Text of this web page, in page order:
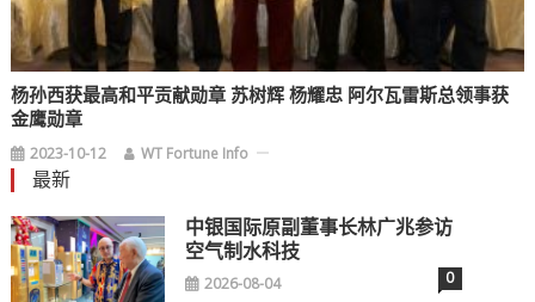
杨孙西获最高和平贡献勋章 苏树辉 杨耀忠 阿尔瓦雷斯总领事获
金鹰勋章
2023-10-12 WT Fortune Info
最新
中银国际原副董事长林广兆参访
空气制水科技
2026-08-04 0